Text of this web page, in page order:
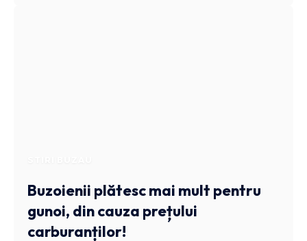
Buzoienii plătesc mai mult pentru
gunoi, din cauza prețului
carburanților!